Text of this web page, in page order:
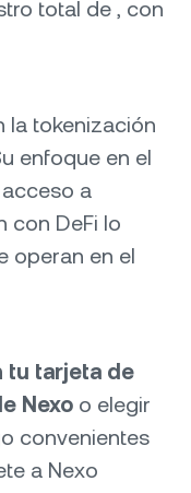
total de , con
la tokenización
enfoque en el
a
con DeFi lo
operan en el
tu tarjeta de
Nexo o elegir
convenientes
a Nexo